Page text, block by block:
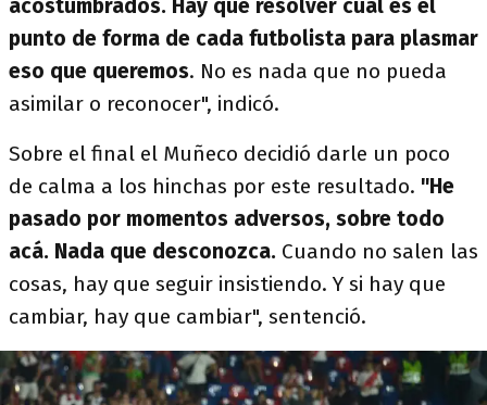
acostumbrados. Hay que resolver cuál es el
punto de forma de cada futbolista para plasmar
eso que queremos. No es nada que no pueda
asimilar o reconocer", indicó.
Sobre el final el Muñeco decidió darle un poco
de calma a los hinchas por este resultado. "He
pasado por momentos adversos, sobre todo
acá. Nada que desconozca. Cuando no salen las
cosas, hay que seguir insistiendo. Y si hay que
cambiar, hay que cambiar", sentenció.